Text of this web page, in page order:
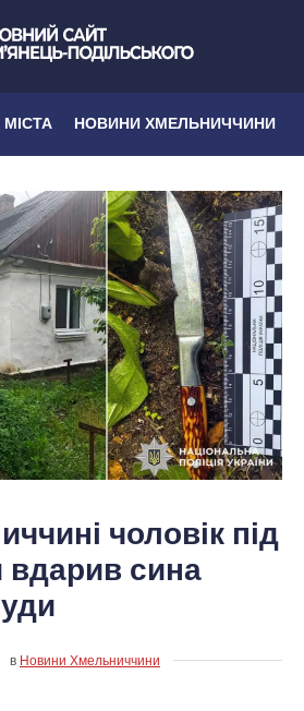
НОВИНИ ХМЕЛЬНИЧЧИНИ
чоловік під
вдарив сина
в Новини Хмельниччини